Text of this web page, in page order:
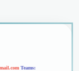
Teams: